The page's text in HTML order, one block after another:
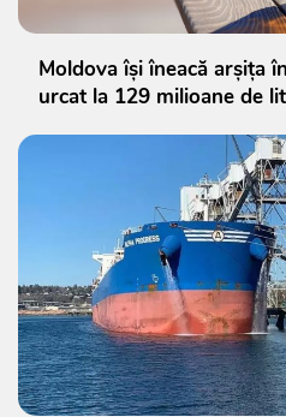
Moldova își îneacă arșița
urcat la 129 milioane de